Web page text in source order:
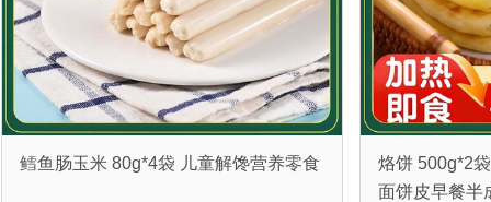
鳕鱼肠玉米 80g*4袋 儿童解馋营养零食
烙饼 500g*2
面饼皮早餐半